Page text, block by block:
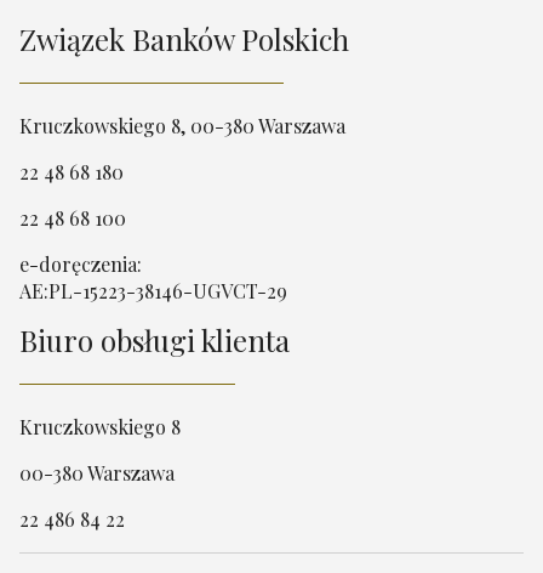
Związek Banków Polskich
Kruczkowskiego 8, 00-380 Warszawa
22 48 68 180
22 48 68 100
e-doręczenia:
AE:PL-15223-38146-UGVCT-29
Biuro obsługi klienta
Kruczkowskiego 8
00-380 Warszawa
22 486 84 22